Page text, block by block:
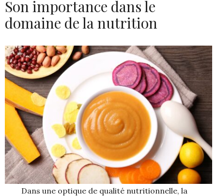
Son importance dans le
domaine de la nutrition
Dans une optique de qualité nutritionnelle, la